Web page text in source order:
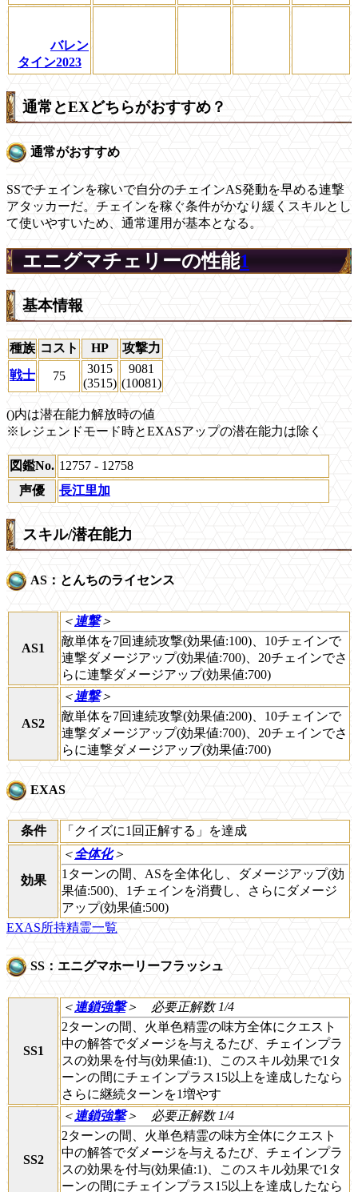
バレン
タイン2023
通常とEXどちらがおすすめ？
通常がおすすめ
SSでチェインを稼いで自分のチェインAS発動を早める連撃
アタッカーだ。チェインを稼ぐ条件がかなり緩くスキルとし
て使いやすいため、通常運用が基本となる。
エニグマチェリーの性能1
基本情報
種族 コスト HP
攻撃力
戦士
75
3015
(3515)
9081
(10081)
()内は潜在能力解放時の値
※レジェンドモード時とEXASアップの潜在能力は除く
図鑑No. 12757 - 12758
声優
長江里加
スキル/潜在能力
AS：とんちのライセンス
AS1
＜ 連撃＞
敵単体を7回連続攻撃(効果値:100)、10チェインで
連撃ダメージアップ(効果値:700)、20チェインでさ
らに連撃ダメージアップ(効果値:700)
AS2
＜ 連撃＞
敵単体を7回連続攻撃(効果値:200)、10チェインで
連撃ダメージアップ(効果値:700)、20チェインでさ
らに連撃ダメージアップ(効果値:700)
EXAS
条件 「クイズに1回正解する」を達成
効果
＜全体化＞
1ターンの間、ASを全体化し、ダメージアップ(効
果値:500)、1チェインを消費し、さらにダメージ
アップ(効果値:500)
EXAS所持精霊一覧
SS：エニグマホーリーフラッシュ
SS1
＜ 連鎖強撃＞
必要正解数 1/4
2ターンの間、火単色精霊の味方全体にクエスト
中の解答でダメージを与えるたび、チェインプラ
スの効果を付与(効果値:1)、このスキル効果で1タ
ーンの間にチェインプラス15以上を達成したなら
さらに継続ターンを1増やす
SS2
＜ 連鎖強撃＞
必要正解数 1/4
2ターンの間、火単色精霊の味方全体にクエスト
中の解答でダメージを与えるたび、チェインプラ
スの効果を付与(効果値:1)、このスキル効果で1タ
ーンの間にチェインプラス15以上を達成したなら